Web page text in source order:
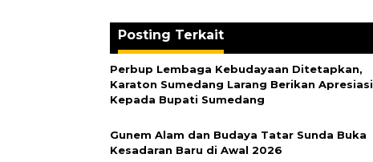
Posting Terkait
‎Perbup Lembaga Kebudayaan Ditetapkan,
Karaton Sumedang Larang Berikan Apresiasi
Kepada Bupati Sumedang
‎Gunem Alam dan Budaya Tatar Sunda Buka
Kesadaran Baru di Awal 2026